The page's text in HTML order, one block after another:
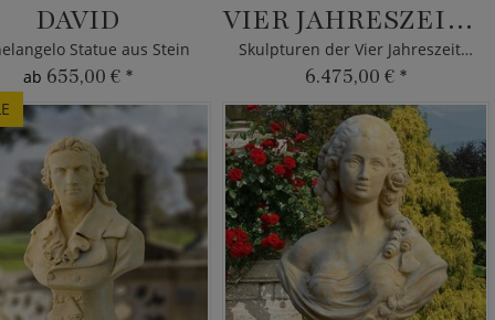
DAVID
Statue aus Stein
ab 655,00 € *
VIER JAHRESZEITEN
Skulpturen der Vier Jahreszeiten
6.475,00 € *